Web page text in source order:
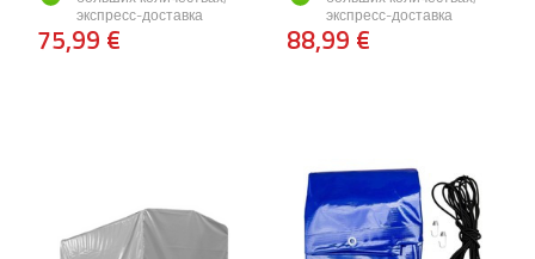
экспресс-доставка
75,99 €
экспресс-доставка
88,99 €